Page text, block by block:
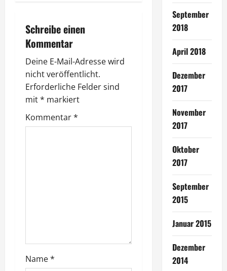
r
a
g
s
n
t
i
Schreibe einen
Kommentar
Deine E-Mail-Adresse wird
nicht veröffentlicht.
Erforderliche Felder sind
mit* markiert
Kommentar*
Name*
September
2018
April 2018
Dezember
2017
November
2017
Oktober
2017
September
2015
Januar 2015
Dezember
2014